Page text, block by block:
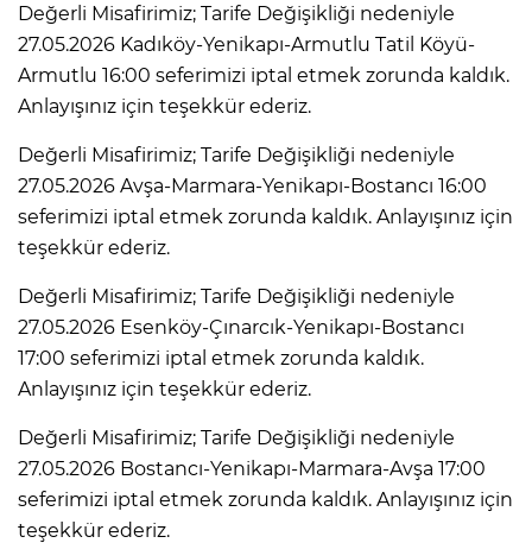
Değerli Misafirimiz; Tarife Değişikliği nedeniyle
27.05.2026 Kadıköy-Yenikapı-Armutlu Tatil Köyü-
Armutlu 16:00 seferimizi iptal etmek zorunda kaldık.
Anlayışınız için teşekkür ederiz.
Değerli Misafirimiz; Tarife Değişikliği nedeniyle
27.05.2026 Avşa-Marmara-Yenikapı-Bostancı 16:00
seferimizi iptal etmek zorunda kaldık. Anlayışınız için
teşekkür ederiz.
Değerli Misafirimiz; Tarife Değişikliği nedeniyle
27.05.2026 Esenköy-Çınarcık-Yenikapı-Bostancı
17:00 seferimizi iptal etmek zorunda kaldık.
Anlayışınız için teşekkür ederiz.
Değerli Misafirimiz; Tarife Değişikliği nedeniyle
27.05.2026 Bostancı-Yenikapı-Marmara-Avşa 17:00
seferimizi iptal etmek zorunda kaldık. Anlayışınız için
teşekkür ederiz.